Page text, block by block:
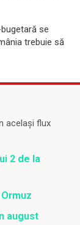
se
trebuie să
același flux
2 de la
august